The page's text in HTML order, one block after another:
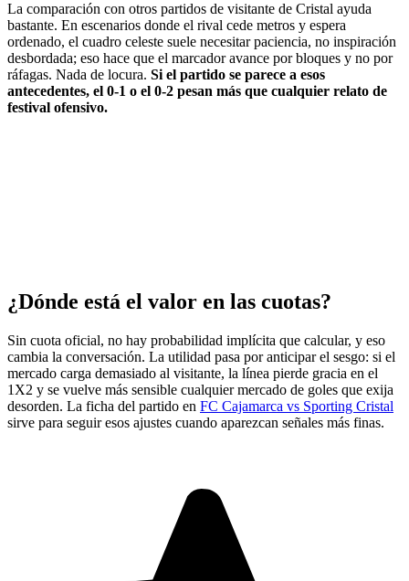
La comparación con otros partidos de visitante de Cristal ayuda
bastante. En escenarios donde el rival cede metros y espera
ordenado, el cuadro celeste suele necesitar paciencia, no inspiración
desbordada; eso hace que el marcador avance por bloques y no por
ráfagas. Nada de locura. Si el partido se parece a esos
antecedentes, el 0-1 o el 0-2 pesan más que cualquier relato de
festival ofensivo.
¿Dónde está el valor en las cuotas?
Sin cuota oficial, no hay probabilidad implícita que calcular, y eso
cambia la conversación. La utilidad pasa por anticipar el sesgo: si el
mercado carga demasiado al visitante, la línea pierde gracia en el
1X2 y se vuelve más sensible cualquier mercado de goles que exija
desorden. La ficha del partido en FC Cajamarca vs Sporting Cristal
sirve para seguir esos ajustes cuando aparezcan señales más finas.